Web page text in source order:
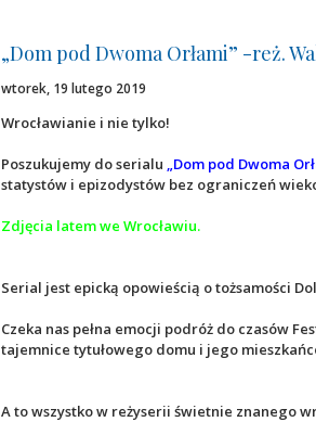
„Dom pod Dwoma Orłami” -reż.
wtorek, 19 lutego 2019
Wrocławianie i nie tylko!
Poszukujemy do serialu „Dom pod Dwoma
statystów i epizodystów bez ograniczeń
Zdjęcia latem we Wrocławiu.
Serial jest epicką opowieścią o tożsamości
Czeka nas pełna emocji podróż do czasów
tajemnice tytułowego domu i jego
A to wszystko w reżyserii świetnie znanego